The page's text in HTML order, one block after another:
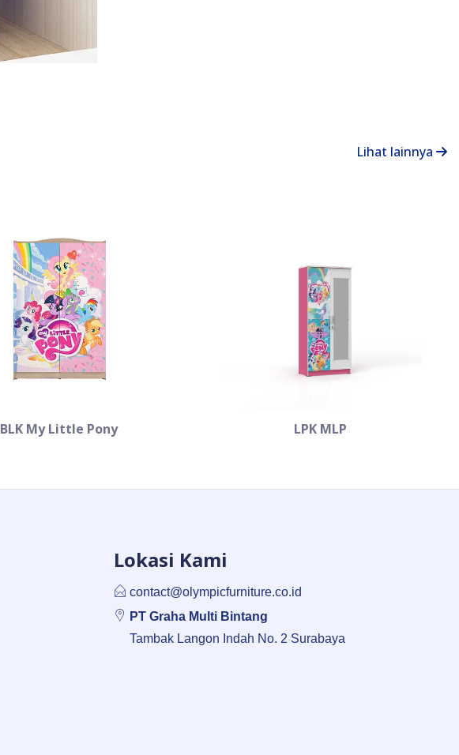
Lihat lainnya
BLK My Little Pony LPK MLP
Lokasi Kami
contact@olympicfurniture.co.id
PT Graha Multi Bintang
Tambak Langon Indah No. 2 Surabaya